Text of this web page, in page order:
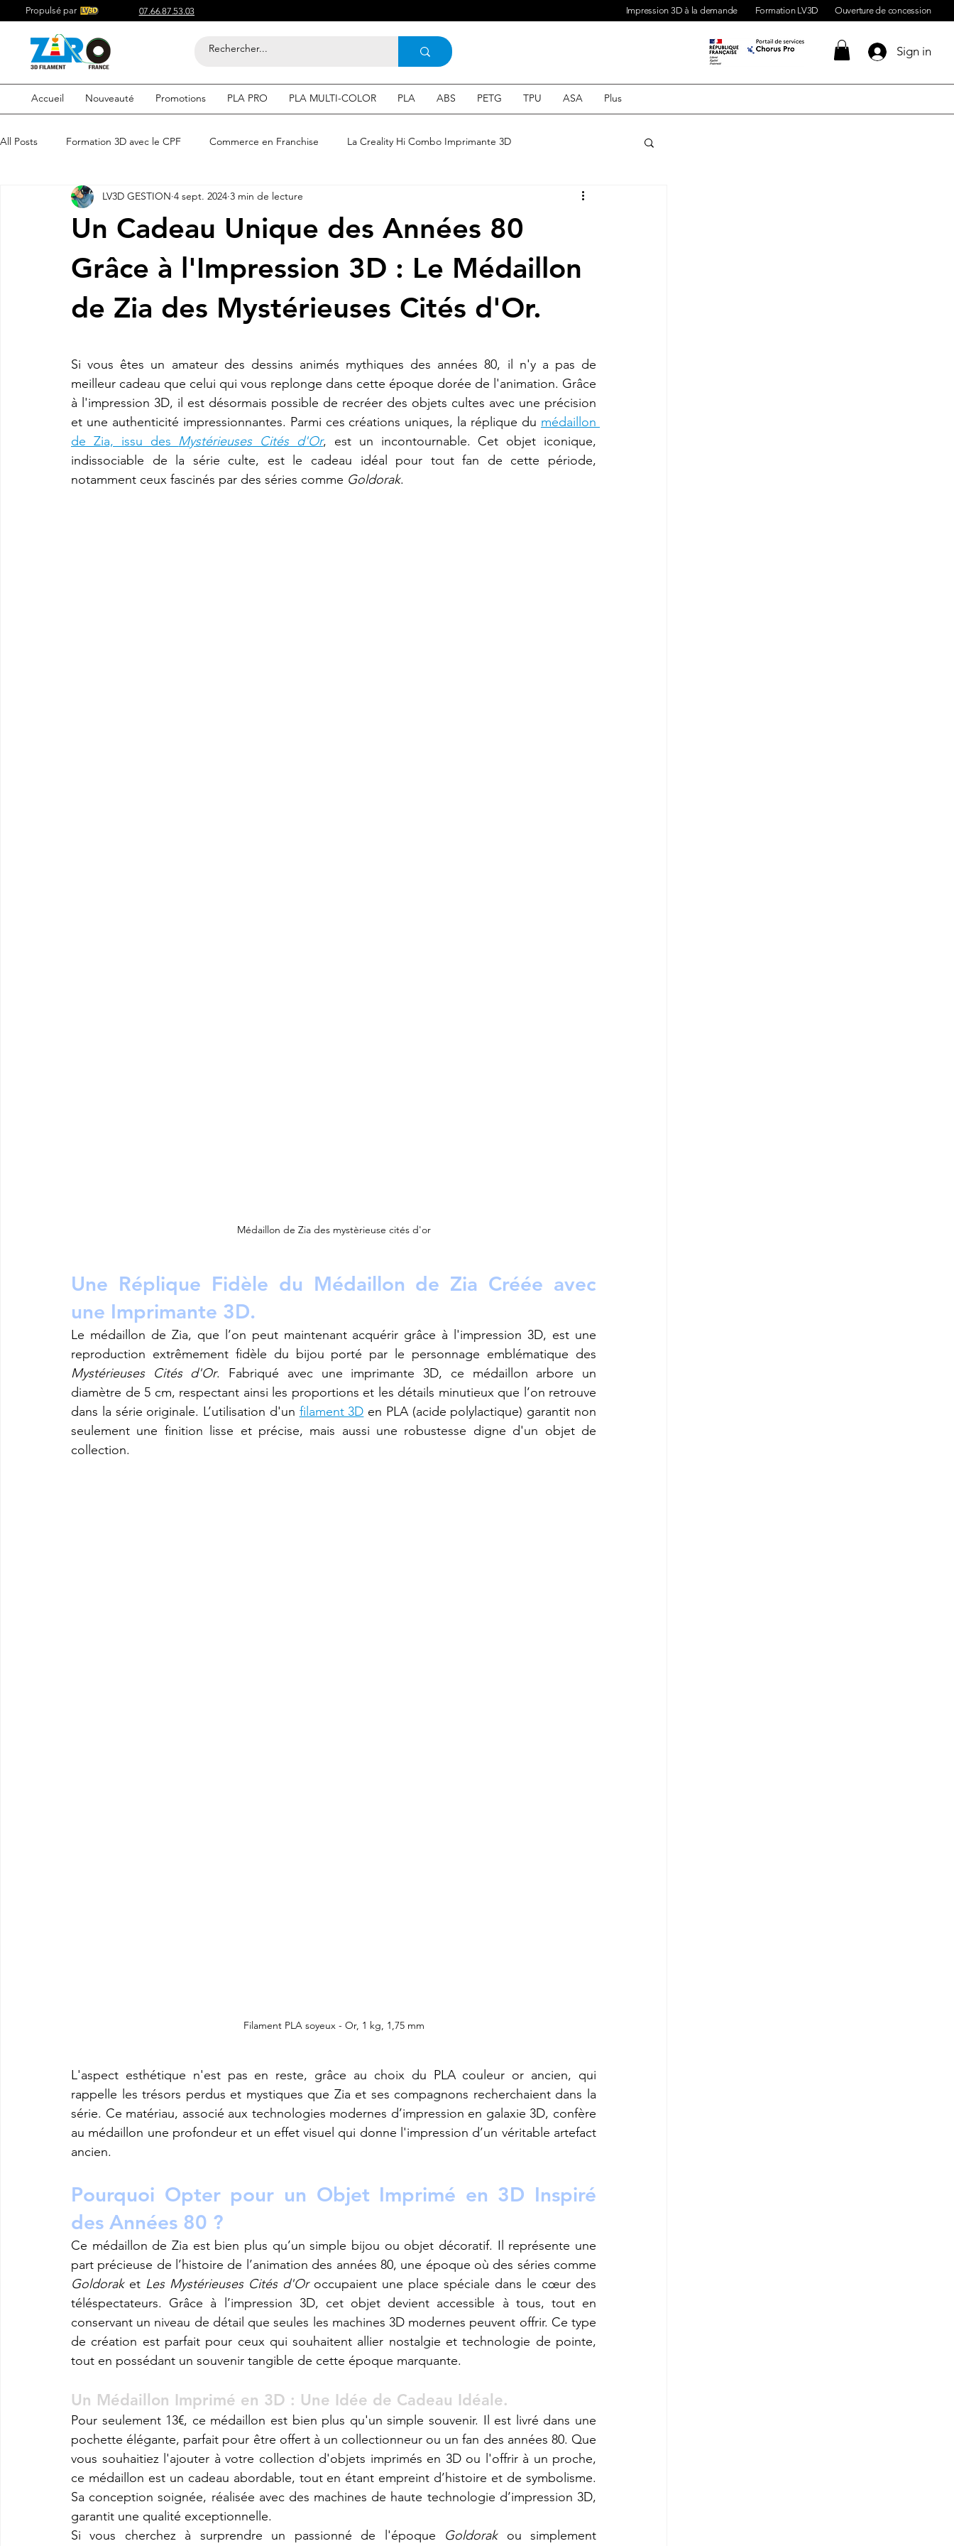
Propulsé par 07.66.87.53.03 Impression 3D à la demande Formation LV3D Ouverture de concession
Sign in
Accueil Nouveauté Promotions PLA PRO PLA MULTI-COLOR PLA ABS PETG TPU ASA Plus
All Posts Formation 3D avec le CPF Commerce en Franchise La Creality Hi Combo Imprimante 3D
Acheter du Filament 3D pour Compétitif du Filament 3D
Filaments 3D PLA Acheter du Filament 3D Impression 3d en ligne Acheter une machine 3D
etre visible sur google Comment etre visible sur google SEO Expert en SEO
imprimante3d Creality K2 plus combo Imprimante 3d prix Refaire une pièce imprimante 3D K2 Plus Combo
CREALITY SPARKX i7 Color Combo SNAPMAKER U1
Un Cadeau Unique des Années 80
Grâce à l'Impression 3D : Le Médaillon
de Zia des Mystérieuses Cités d'Or.
LV3D GESTION 4 sept. 2024 3 min de lecture
Si vous êtes un amateur des dessins animés mythiques des années 80, il n'y a pas de
meilleur cadeau que celui qui vous replonge dans cette époque dorée de l'animation. Grâce
à l'impression 3D, il est désormais possible de recréer des objets cultes avec une précision
et une authenticité impressionnantes. Parmi ces créations uniques, la réplique du médaillon
de Zia, issu des Mystérieuses Cités d'Or, est un incontournable. Cet objet iconique,
indissociable de la série culte, est le cadeau idéal pour tout fan de cette période,
notamment ceux fascinés par des séries comme Goldorak.
Médaillon de Zia des mystèrieuse cités d'or
Une Réplique Fidèle du Médaillon de Zia Créée avec
une Imprimante 3D.
Le médaillon de Zia, que l’on peut maintenant acquérir grâce à l'impression 3D, est une
Mystérieuses Cités d'Or. Fabriqué avec une imprimante 3D, ce médaillon arbore un
diamètre de 5 cm, respectant ainsi les proportions et les détails minutieux que l’on retrouve
dans la série originale. L’utilisation d'un filament 3D en PLA (acide polylactique) garantit non
seulement une finition lisse et précise, mais aussi une robustesse digne d'un objet de
collection.
Filament PLA soyeux - Or, 1 kg, 1,75 mm
L'aspect esthétique n'est pas en reste, grâce au choix du PLA couleur or ancien, qui
rappelle les trésors perdus et mystiques que Zia et ses compagnons recherchaient dans la
série. Ce matériau, associé aux technologies modernes d’impression en galaxie 3D, confère
au médaillon une profondeur et un effet visuel qui donne l'impression d’un véritable artefact
ancien.
Pourquoi Opter pour un Objet Imprimé en 3D Inspiré
des Années 80 ?
Ce médaillon de Zia est bien plus qu’un simple bijou ou objet décoratif. Il représente une
Goldorak et Les Mystérieuses Cités d'Or occupaient une place spéciale dans le cœur des
téléspectateurs. Grâce à l’impression 3D, cet objet devient accessible à tous, tout en
conservant un niveau de détail que seules les machines 3D modernes peuvent offrir. Ce type
de création est parfait pour ceux qui souhaitent allier nostalgie et technologie de pointe,
tout en possédant un souvenir tangible de cette époque marquante.
Un Médaillon Imprimé en 3D : Une Idée de Cadeau Idéale.
Pour seulement 13€, ce médaillon est bien plus qu'un simple souvenir. Il est livré dans une
pochette élégante, parfait pour être offert à un collectionneur ou un fan des années 80. Que
vous souhaitiez l'ajouter à votre collection d'objets imprimés en 3D ou l'offrir à un proche,
ce médaillon est un cadeau abordable, tout en étant empreint d’histoire et de symbolisme.
Sa conception soignée, réalisée avec des machines de haute technologie d’impression 3D,
garantit une qualité exceptionnelle.
Si vous cherchez à surprendre un passionné de l'époque Goldorak ou simplement